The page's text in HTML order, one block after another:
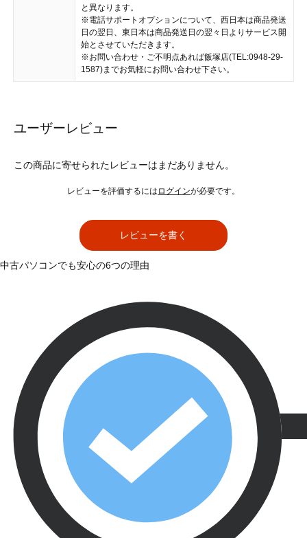
と異なります。
※電話サポートオプションについて、西日本は商品発送
日の翌日、東日本は商品発送日の翌々日よりサービス開
始とさせていただきます。
※お問い合わせ・ご不明点あれば飯塚店(TEL:0948-29-
1587)までお気軽にお問い合わせ下さい。
ユーザーレビュー
この商品に寄せられたレビューはまだありません。
レビューを評価するには ログインが必要です。
レビューを書く
中古パソコンでも安心の6つの理由